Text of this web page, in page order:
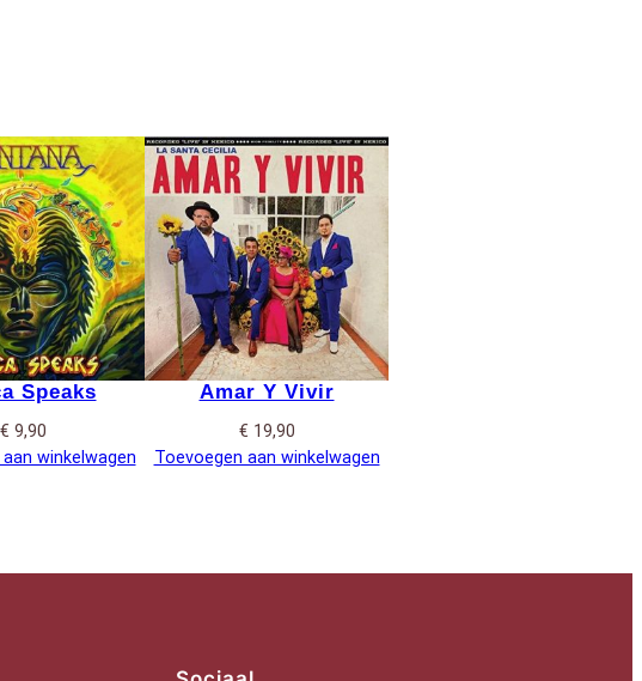
Speaks
€ 9,90
winkelwagen
Amar Y Vivir
€ 19,90
Toevoegen aan winkelwagen